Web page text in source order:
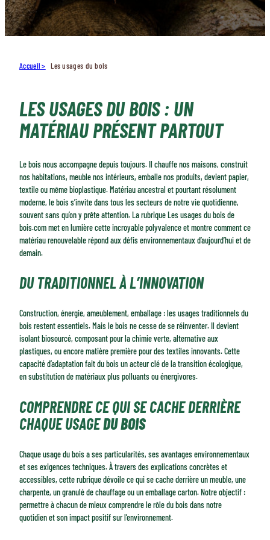
Accueil Les usages du bois
LES USAGES DU BOIS : UN
MATÉRIAU PRÉSENT PARTOUT
Le bois nous accompagne depuis toujours. Il chauffe nos maisons, construit
nos habitations, meuble nos intérieurs, emballe nos produits, devient papier,
textile ou même bioplastique. Matériau ancestral et pourtant résolument
moderne, le bois s’invite dans tous les secteurs de notre vie quotidienne,
souvent sans qu’on y prête attention. La rubrique Les usages du bois de
bois.com met en lumière cette incroyable polyvalence et montre comment ce
matériau renouvelable répond aux défis environnementaux d’aujourd’hui et de
demain.
DU TRADITIONNEL À L’INNOVATION
Construction, énergie, ameublement, emballage : les usages traditionnels du
bois restent essentiels. Mais le bois ne cesse de se réinventer. Il devient
isolant biosourcé, composant pour la chimie verte, alternative aux
plastiques, ou encore matière première pour des textiles innovants. Cette
capacité d’adaptation fait du bois un acteur clé de la transition écologique,
en substitution de matériaux plus polluants ou énergivores.
COMPRENDRE CE QUI SE CACHE DERRIÈRE
CHAQUE USAGEDU BOIS
Chaque usage du bois a ses particularités, ses avantages environnementaux
et ses exigences techniques. À travers des explications concrètes et
accessibles, cette rubrique dévoile ce qui se cache derrière un meuble, une
charpente, un granulé de chauffage ou un emballage carton. Notre objectif :
permettre à chacun de mieux comprendre le rôle du bois dans notre
quotidien et son impact positif sur l’environnement.